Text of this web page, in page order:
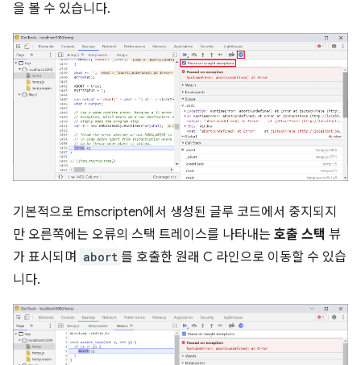
을 볼 수 있습니다.
기본적으로 Emscripten에서 생성된 글루 코드에서 중지되지
만 오른쪽에는 오류의 스택 트레이스를 나타내는 호출 스택 뷰
가 표시되며
abort 를 호출한 원래 C 라인으로 이동할 수 있습
니다.